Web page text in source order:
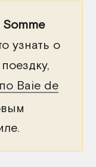
узнать о
Baie de